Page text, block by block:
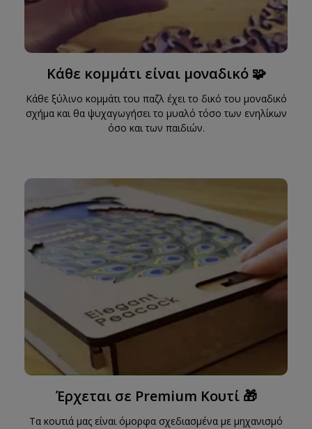
Κάθε κομμάτι είναι μοναδικό 🧩
Κάθε ξύλινο κομμάτι του παζλ έχει το δικό του μοναδικό
σχήμα και θα ψυχαγωγήσει το μυαλό τόσο των ενηλίκων
όσο και των παιδιών.
Έρχεται σε Premium Κουτί 🎁
Τα κουτιά μας είναι όμορφα σχεδιασμένα με μηχανισμό